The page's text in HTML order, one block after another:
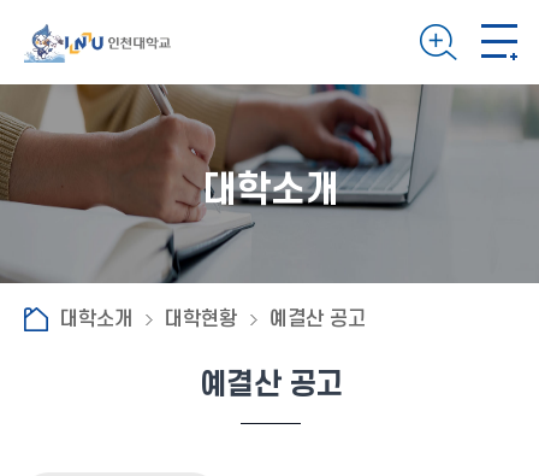
대학소개
대학소개 대학현황 예결산 공고
예결산 공고